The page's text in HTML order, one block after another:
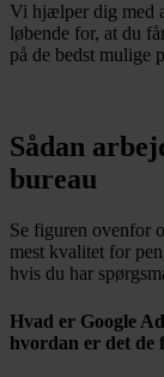
Vi hjælper dig med
løbende for, at du
på de bedst mulige
Sådan
bureau
Se figuren ovenfor
mest kvalitet for
hvis du har
Hvad er Google
hvordan er det de